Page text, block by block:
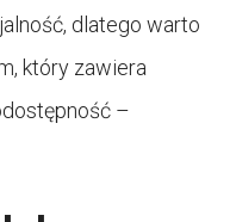
dlatego warto
który zawiera
–